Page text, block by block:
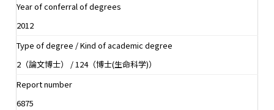
Year of conferral of degrees
2012
Type of degree / Kind of academic degree
2（論文博士） / 124（博士(生命科学)）
Report number
6875